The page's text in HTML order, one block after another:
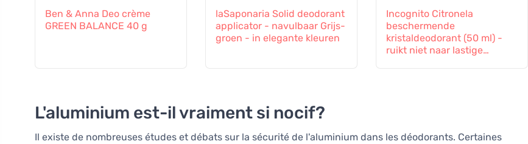
Ben & Anna Deo crème
GREEN BALANCE 40 g
laSaponaria Solid deodorant
applicator - navulbaar Grijs-
groen - in elegante kleuren
Incognito Citronela
beschermende
kristaldeodorant (50 ml) -
ruikt niet naar lastige
L'aluminium est-il vraiment si nocif?
Il existe de nombreuses études et débats sur la sécurité de l'aluminium dans les déodorants. Certaines